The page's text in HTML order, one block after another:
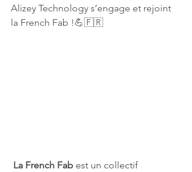
Alizey Technology s’engage et rejoint
la French Fab !💪🇫🇷
La French Fab est un collectif